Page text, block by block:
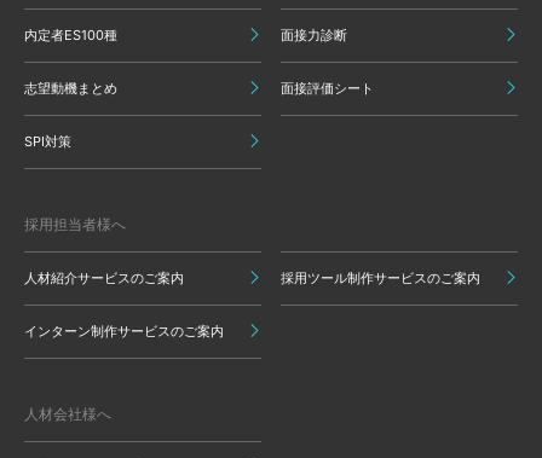
内定者ES100種 面接力診断
志望動機まとめ 面接評価シート
SPI対策
採用担当者様へ
人材紹介サービスのご案内 採用ツール制作サービスのご案内
インターン制作サービスのご案内
人材会社様へ